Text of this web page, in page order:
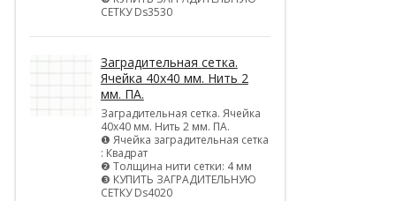
СЕТКУ Ds3530
Заградительная сетка.
Ячейка 40х40 мм. Нить 2
мм. ПА.
Заградительная сетка. Ячейка
40х40 мм. Нить 2 мм. ПА.
❶ Ячейка заградительная сетка
: Квадрат
❷ Толщина нити сетки: 4 мм
❸ КУПИТЬ ЗАГРАДИТЕЛЬНУЮ
СЕТКУ Ds4020